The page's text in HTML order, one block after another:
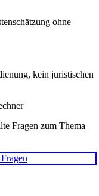
ohne
kein juristischen
Fragen zum Thema